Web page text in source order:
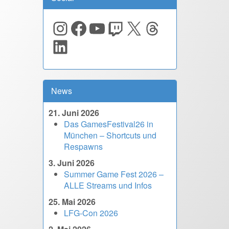
Instagram
Facebook
YouTube
Twitch
X Threads
LinkedIn
News
21. Juni 2026
Das GamesFestival26 in
München – Shortcuts und
Respawns
3. Juni 2026
Summer Game Fest 2026 –
ALLE Streams und Infos
25. Mai 2026
LFG-Con 2026